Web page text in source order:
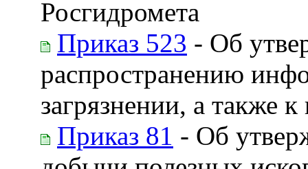
Росгидромета
Приказ 523 - Об
распространению
загрязнении, а также
Приказ 81 - Об